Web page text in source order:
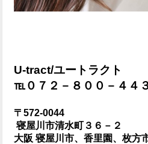
U-tract/ユートラクト
℡０７２－８００－４４
〒572-0044
寝屋川市清水町３６－２
大阪 寝屋川市、香里園、枚方